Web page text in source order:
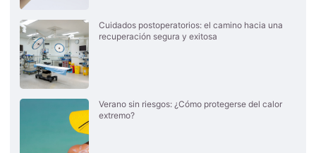
Cuidados postoperatorios: el camino hacia una
recuperación segura y exitosa
Verano sin riesgos: ¿Cómo protegerse del calor
extremo?